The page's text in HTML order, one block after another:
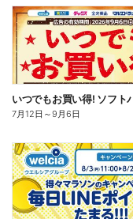
7月12日 ～9月6日